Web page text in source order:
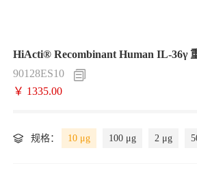
HiActi® Recombinant Human IL-36γ
90128ES10
￥ 1335.00
规格： 10 μg 100 μg 2 μg